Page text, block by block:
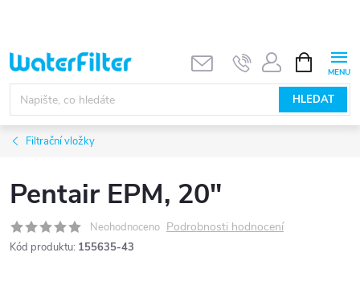
obsah
HLEDAT
NÁKUPNÍ
KOŠÍK
Filtrační vložky
Pentair EPM, 20"
Neohodnoceno Podrobnosti hodnocení
Kód produktu: 155635-43